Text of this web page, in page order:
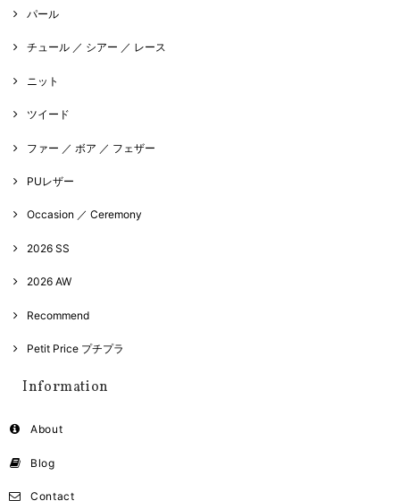
パール
チュール ／ シアー ／ レース
ニット
ツイード
ファー ／ ボア ／ フェザー
PUレザー
Occasion ／ Ceremony
2026 SS
2026 AW
Recommend
Petit Price プチプラ
Information
About
Blog
Contact